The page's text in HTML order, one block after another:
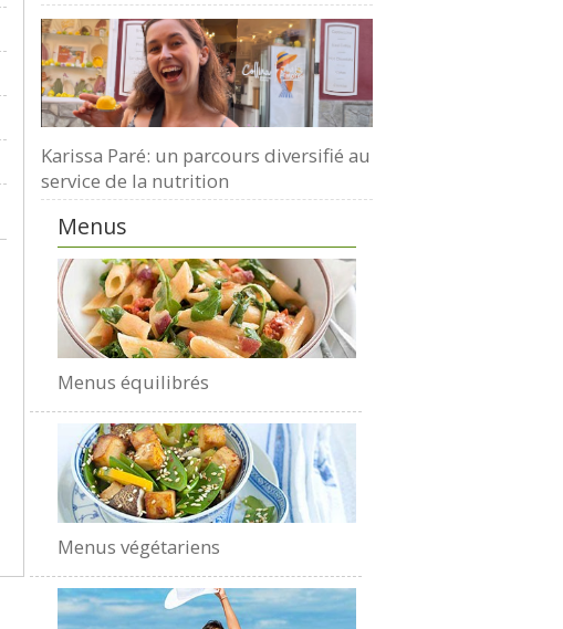
Karissa Paré: un parcours diversifié au
service de la nutrition
Menus
Menus équilibrés
Menus végétariens